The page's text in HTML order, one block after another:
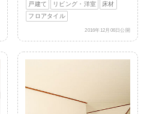
戸建て
リビング・洋室
床材
フロアタイル
2016年12月06日公開